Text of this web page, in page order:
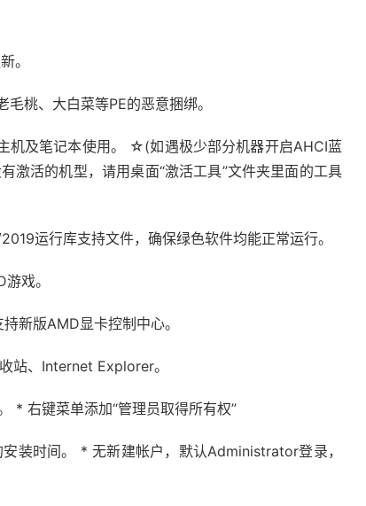
。
桃、大白菜等PE的恶意捆绑。
机及笔记本使用。 ☆(如遇极少部分机器开启AHCI蓝
活的机型，请用桌面“激活工具”文件夹里面的工具
运行库支持文件，确保绿色软件均能正常运行。
戏。
新版AMD显卡控制中心。
站、Internet Explorer。
* 右键菜单添加“管理员取得所有权”
装时间。 * 无新建帐户，默认Administrator登录，